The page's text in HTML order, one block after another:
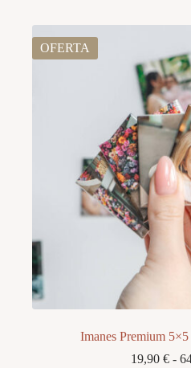
OFERTA
Imanes Premium
19,90 € -